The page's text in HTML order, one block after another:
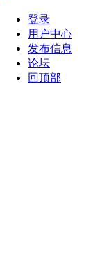
登录
用户中心
发布信息
论坛
回顶部